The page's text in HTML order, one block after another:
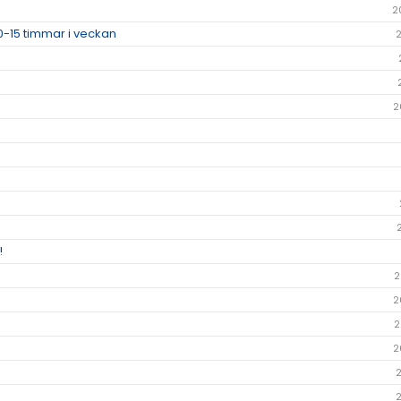
15 timmar i veckan